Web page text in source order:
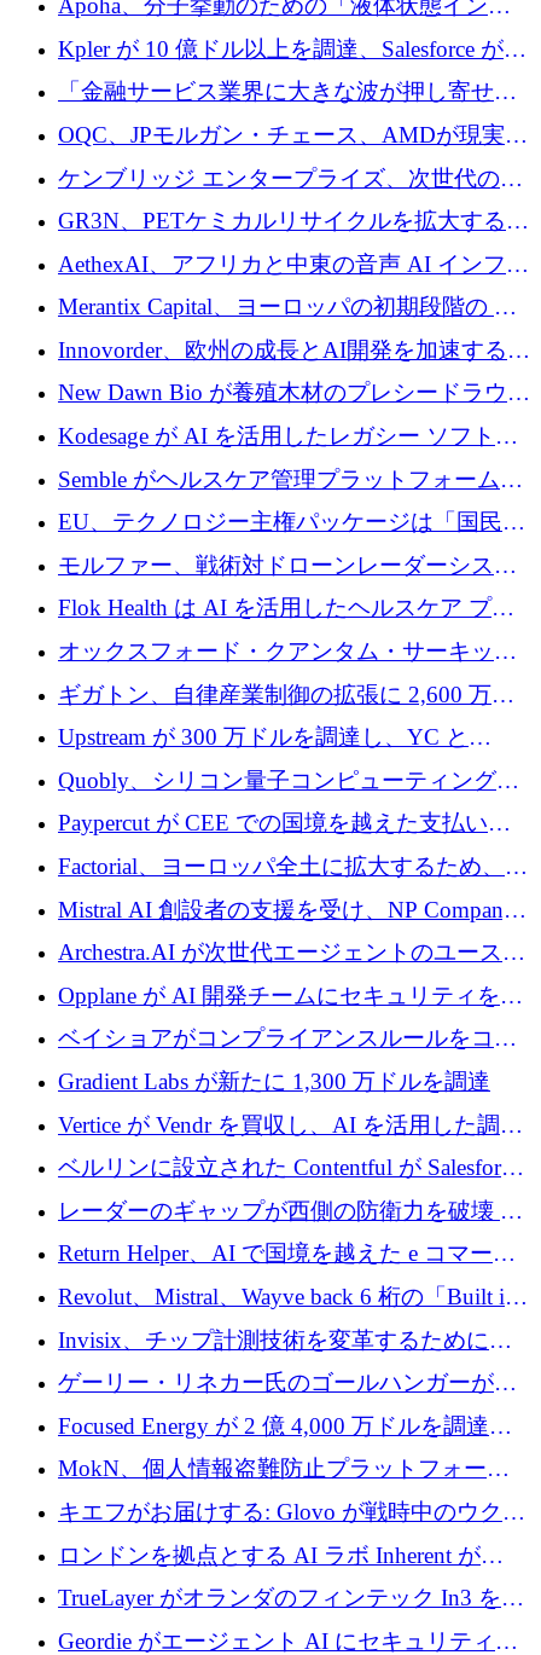
の資本シフトを呼びかけ
Apoha、分子挙動のための「液体状態インテ
リジェンス」を構築するために3,600万ドルを
かけてステルス状態から出現
Kpler が 10 億ドル以上を調達、Salesforce が
Contentful を買収、Built in Europe キャンペー
ンを開始
「金融サービス業界に大きな波が押し寄せて
いる」と「欧州初のAIネイティブ銀行」のボ
スが語る
OQC、JPモルガン・チェース、AMDが現実世
界のフィンテック・アプリケーションを探索
するためにQuantum-AIデータセンターを立ち
上げ
ケンブリッジ エンタープライズ、次世代のデ
ィープテック創設者向けにロンドンの出発点
を構築
GR3N、PETケミカルリサイクルを拡大するた
めにシリーズBで1,550万ユーロを調達
AethexAI、アフリカと中東の音声 AI インフラ
ストラクチャを構築するために 300 万ドルを
Merantix Capital、ヨーロッパの初期段階の AI
スタートアップ向けに 1 億 300 万ユーロのフ
ァンドを立ち上げる
Innovorder、欧州の成長とAI開発を加速するた
めに2,000万ユーロを確保
New Dawn Bio が養殖木材のプレシードラウン
ドで 210 万ユーロを調達
Kodesage が AI を活用したレガシー ソフトウ
ェアの最新化のために 660 万ドルを調達
Semble がヘルスケア管理プラットフォームを
拡大するためにシリーズ C で 3,000 万ポンド
を調達
EU、テクノロジー主権パッケージは「国民の
保護」に関するものだと発言
モルファー、戦術対ドローンレーダーシステ
ムを最前線に近づけるために150万ユーロを調
Flok Health は AI を活用したヘルスケア プラ
ットフォームの成長に 1,250 万ドルを投資
オックスフォード・クアンタム・サーキット
が「成人向け」2億6,000万ポンドの資金調達
ラウンドを獲得
ギガトン、自律産業制御の拡張に 2,600 万ド
ルを調達
Upstream が 300 万ドルを調達し、YC と
Xavier Niel が支援する共同 AI 受信箱を立ち上
げる
Quobly、シリコン量子コンピューティングの
商用化のためにシリーズ A で 1 億 1,500 万ユ
ーロを調達
Paypercut が CEE での国境を越えた支払いを
拡大するために 500 万ユーロを確保
Factorial、ヨーロッパ全土に拡大するため、25
億ドルの評価額で1億5,000万ドルのシリーズD
Mistral AI 創設者の支援を受け、NP Company
がエンジニアリング向け AI を推進するために
600 万ユーロのプレシードを確保
Archestra.AI が次世代エージェントのユースケ
ースを実現するために 1,000 万ドルを調達
Opplane が AI 開発チームにセキュリティをも
たらすために 450 万ユーロを調達
ベイショアがコンプライアンスルールをコー
ド化するために800万ドルを調達
Gradient Labs が新たに 1,300 万ドルを調達
Vertice が Vendr を買収し、AI を活用した調達
インテリジェンス プラットフォームを構築
ベルリンに設立された Contentful が Salesforce
に買収される
レーダーのギャップが西側の防衛力を破壊 —
そしてベルリンのチップスタートアップがそ
れを埋める
Return Helper、AI で国境を越えた e コマース
の返品を利益に変えるシリーズ A で 400 万ド
ルを調達
Revolut、Mistral、Wayve back 6 桁の「Built in
Europe」キャンペーン
Invisix、チップ計測技術を変革するために
2,000 万ユーロのシードラウンドを完了
ゲーリー・リネカー氏のゴールハンガーがVC
事業を開始
Focused Energy が 2 億 4,000 万ドルを調達、
TrueLayer が In3 を買収、ロンドンが首位の座
を奪還
MokN、個人情報盗難防止プラットフォーム
の成長のためにシリーズ A で 1,500 万ドルを
調達
キエフがお届けする: Glovo が戦時中のウクラ
イナで最も急速に成長する市場の 1 つをどの
ように拡大したか
ロンドンを拠点とする AI ラボ Inherent が
5,000 万ドルの資金調達でステルスから浮上
TrueLayer がオランダのフィンテック In3 を買
収、チェックアウト時にクレジットを提供
Geordie がエージェント AI にセキュリティと